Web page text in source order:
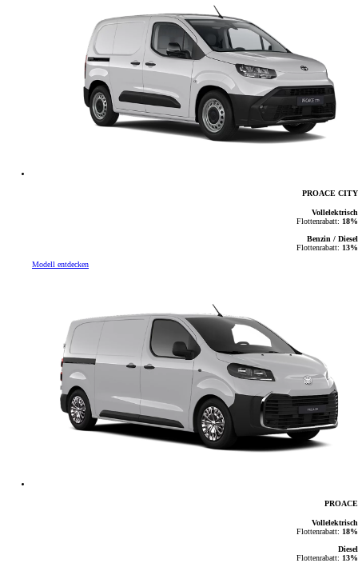
PROACE CITY
Vollelektrisch
Flottenrabatt: 18%
Benzin / Diesel
Flottenrabatt: 13%
Modell entdecken
PROACE
Vollelektrisch
Flottenrabatt: 18%
Diesel
Flottenrabatt: 13%